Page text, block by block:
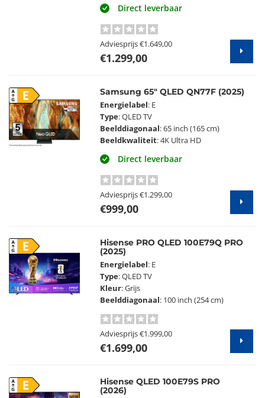
Direct leverbaar
Adviesprijs€1.649,00
€1.299,00
Samsung 65" QLED QN77F (2025)
Energielabel: E
Type: QLED TV
Beelddiagonaal: 65 inch (165 cm)
Beeldkwaliteit: 4K Ultra HD
Direct leverbaar
Adviesprijs€1.299,00
€999,00
Hisense PRO QLED 100E79Q PRO
(2025)
Energielabel: E
Type: QLED TV
Kleur: Grijs
Beelddiagonaal: 100 inch (254 cm)
Adviesprijs€1.999,00
€1.699,00
Hisense QLED 100E79S PRO
(2026)